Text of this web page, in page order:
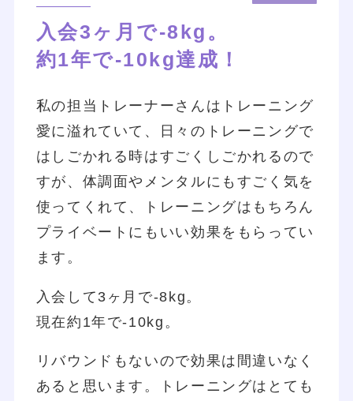
入会3ヶ月で-8kg。
約1年で-10kg達成！
私の担当トレーナーさんはトレーニング
愛に溢れていて、日々のトレーニングで
はしごかれる時はすごくしごかれるので
すが、体調面やメンタルにもすごく気を
使ってくれて、トレーニングはもちろん
プライベートにもいい効果をもらってい
ます。
入会して3ヶ月で-8kg。
現在約1年で-10kg。
リバウンドもないので効果は間違いなく
あると思います。トレーニングはとても